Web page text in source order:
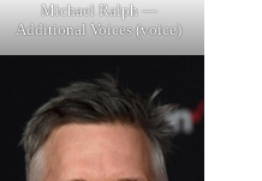
Michael Ralph —
Additional Voices (voice)